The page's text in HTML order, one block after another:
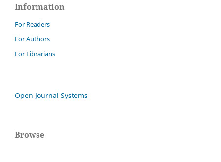
Information
For Readers
For Authors
For Librarians
Open Journal Systems
Browse